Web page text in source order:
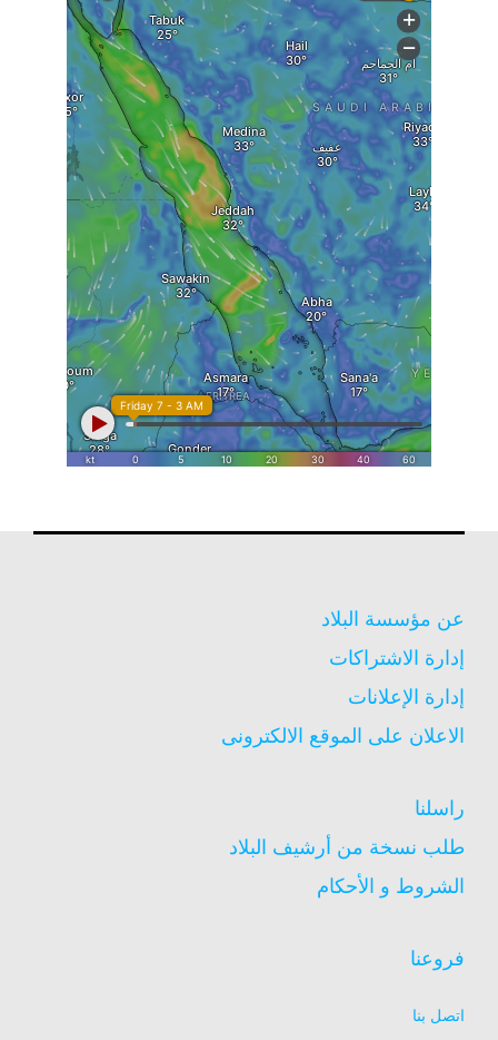
عن مؤسسة البلاد
إدارة الاشتراكات
إدارة الإعلانات
الاعلان على الموقع الالكترونى
راسلنا
طلب نسخة من أرشيف البلاد
الشروط و الأحكام
فروعنا
اتصل بنا